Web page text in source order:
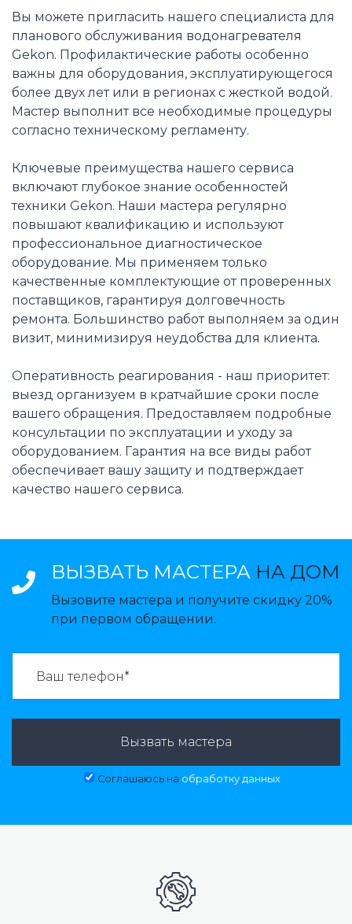
Вы можете пригласить нашего специалиста для
планового обслуживания водонагревателя
Gekon. Профилактические работы особенно
важны для оборудования, эксплуатирующегося
более двух лет или в регионах с жесткой водой.
Мастер выполнит все необходимые процедуры
согласно техническому регламенту.
Ключевые преимущества нашего сервиса
включают глубокое знание особенностей
техники Gekon. Наши мастера регулярно
повышают квалификацию и используют
профессиональное диагностическое
оборудование. Мы применяем только
качественные комплектующие от проверенных
поставщиков, гарантируя долговечность
ремонта. Большинство работ выполняем за один
визит, минимизируя неудобства для клиента.
Оперативность реагирования - наш приоритет:
выезд организуем в кратчайшие сроки после
вашего обращения. Предоставляем подробные
консультации по эксплуатации и уходу за
оборудованием. Гарантия на все виды работ
обеспечивает вашу защиту и подтверждает
качество нашего сервиса.
ВЫЗВАТЬ МАСТЕРА НА ДОМ
Вызовите мастера и получите скидку 20%
при первом обращении.
Вызвать мастера
Соглашаюсь на обработку данных